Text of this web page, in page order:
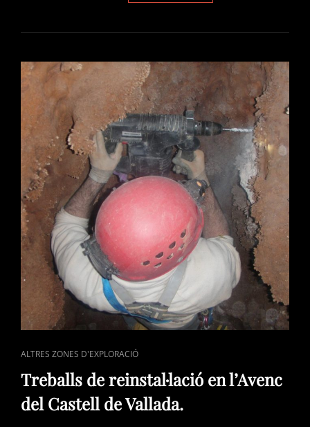
EN
ELS
DE
LA
BALARMA.
CAT
LINKS
ALTRES ZONES D'EXPLORACIÓ
Treballs de reinstal·lació en l’Avenc
del Castell de Vallada.